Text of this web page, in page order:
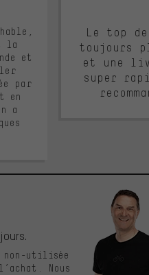
la
et
par
en
a
Le top
toujours
et une
super
non-utilisée
Nous